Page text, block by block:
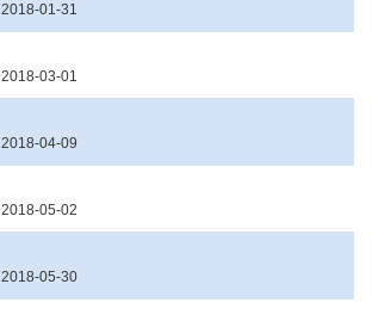
2018-01-31
2018-03-01
2018-04-09
2018-05-02
2018-05-30